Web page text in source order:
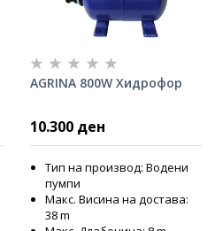
AGRINA 800W Хидрофор
10.300 ден
Тип на производ: Водени
пумпи
Макс. Висина на достава:
38 m